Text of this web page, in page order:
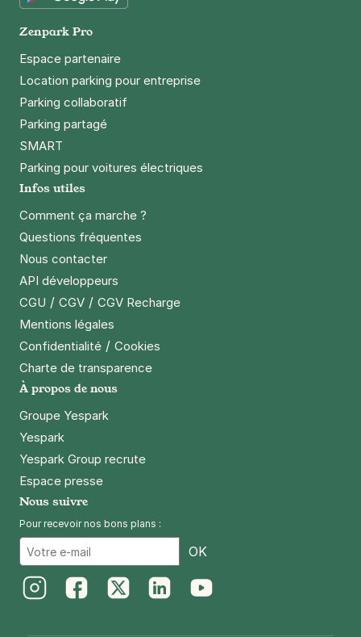
Zenpark Pro
Espace partenaire
Location parking pour entreprise
Parking collaboratif
Parking partagé
SMART
Parking pour voitures électriques
Infos utiles
Comment ça marche ?
Questions fréquentes
Nous contacter
API développeurs
CGU / CGV / CGV Recharge
Mentions légales
Confidentialité / Cookies
Charte de transparence
À propos de nous
Groupe Yespark
Yespark
Yespark Group recrute
Espace presse
Nous suivre
Pour recevoir nos bons plans :
OK